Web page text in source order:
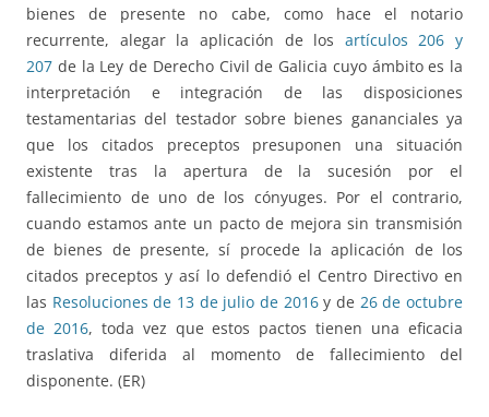
bienes de presente no cabe, como hace el notario
recurrente, alegar la aplicación de los artículos 206 y
207 de la Ley de Derecho Civil de Galicia cuyo ámbito es la
interpretación e integración de las disposiciones
testamentarias del testador sobre bienes gananciales ya
que los citados preceptos presuponen una situación
existente tras la apertura de la sucesión por el
fallecimiento de uno de los cónyuges. Por el contrario,
cuando estamos ante un pacto de mejora sin transmisión
de bienes de presente, sí procede la aplicación de los
citados preceptos y así lo defendió el Centro Directivo en
las Resoluciones de 13 de julio de 2016y de 26 de octubre
de 2016, toda vez que estos pactos tienen una eficacia
traslativa diferida al momento de fallecimiento del
disponente. (ER)